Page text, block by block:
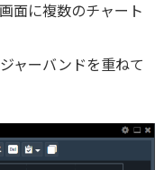
面に複数のチャート
ャーバンドを重ねて